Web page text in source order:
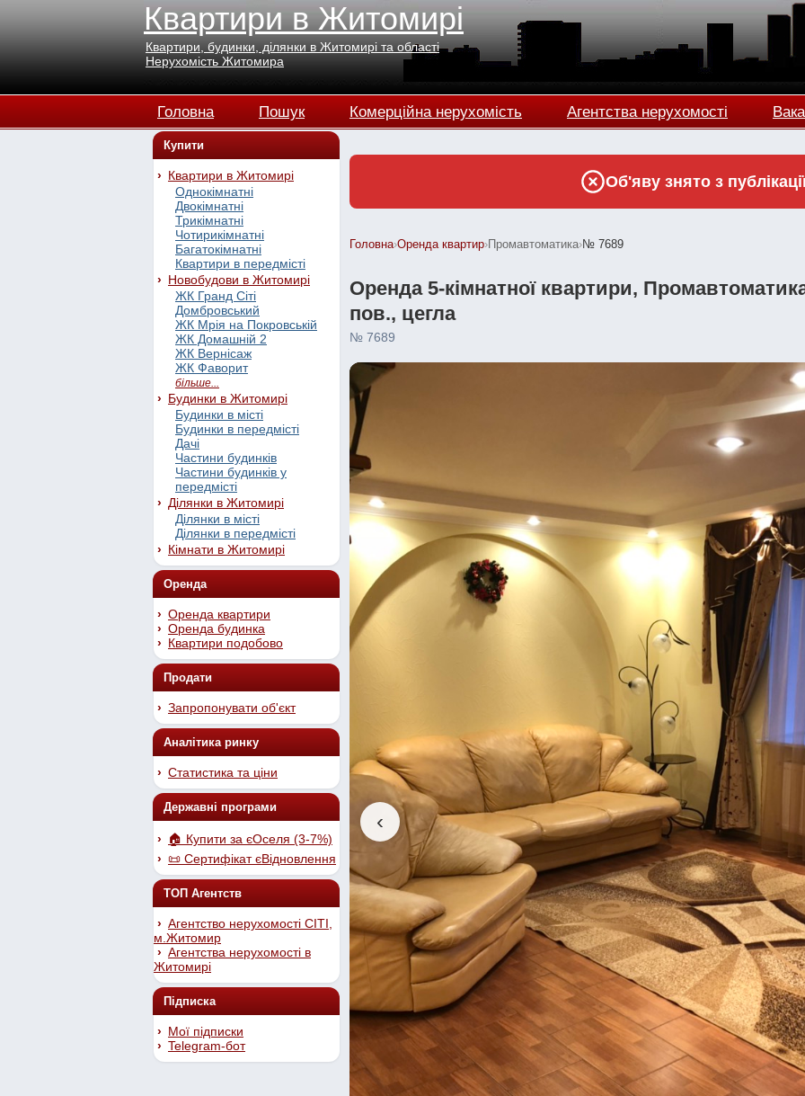
Квартири в Житомирі
Квартири, будинки, ділянки в Житомирі та області
Нерухомість Житомира
Головна Пошук Комерційна нерухомість Агентства нерухомості
Купити
Квартири в Житомирі
Однокімнатні
Двокімнатні
Трикімнатні
Чотирикімнатні
Багатокімнатні
Квартири в передмісті
Новобудови в Житомирі
ЖК Гранд Сіті
Домбровський
ЖК Мрія на Покровській
ЖК Домашній 2
ЖК Вернісаж
ЖК Фаворит
більше...
Будинки в Житомирі
Будинки в місті
Будинки в передмісті
Дачі
Частини будинків
Частини будинків у
передмісті
Ділянки в Житомирі
Ділянки в місті
Ділянки в передмісті
Кімнати в Житомирі
Оренда
Оренда квартири
Оренда будинка
Квартири подобово
Продати
Запропонувати об'єкт
Аналітика ринку
Статистика та ціни
Державні програми
🏠 Купити за єОселя (3-7%)
📜 Сертифікат єВідновлення
ТОП Агентств
Агентство нерухомості СІТІ,
м.Житомир
Агентства нерухомості в
Житомирі
Підписка
Мої підписки
Telegram-бот
Об'яву знято з
Головна›Оренда квартир›Промавтоматика›№ 7689
Оренда 5-кімнатної квартири,
пов., цегла
№ 7689
‹